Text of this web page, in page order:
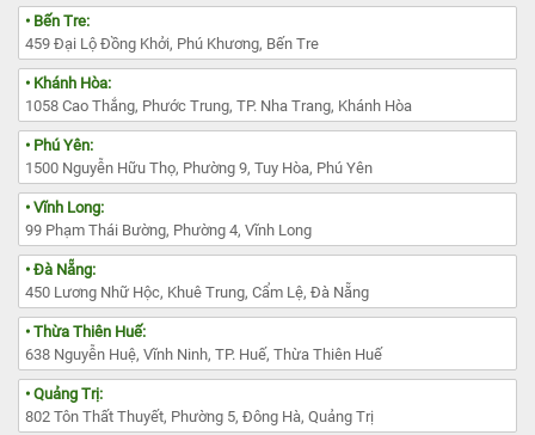
• Bến Tre:
459 Đại Lộ Đồng Khởi, Phú Khương, Bến Tre
• Khánh Hòa:
1058 Cao Thắng, Phước Trung, TP. Nha Trang, Khánh Hòa
• Phú Yên:
1500 Nguyễn Hữu Thọ, Phường 9, Tuy Hòa, Phú Yên
• Vĩnh Long:
99 Phạm Thái Bường, Phường 4, Vĩnh Long
• Đà Nẵng:
450 Lương Nhữ Hộc, Khuê Trung, Cẩm Lệ, Đà Nẵng
• Thừa Thiên Huế:
638 Nguyễn Huệ, Vĩnh Ninh, TP. Huế, Thừa Thiên Huế
• Quảng Trị:
802 Tôn Thất Thuyết, Phường 5, Đông Hà, Quảng Trị